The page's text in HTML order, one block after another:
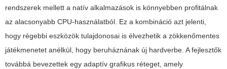
rendszerek mellett a natív alkalmazások is könnyebben profitálnak
az alacsonyabb CPU-használatból. Ez a kombináció azt jelenti,
hogy régebbi eszközök tulajdonosai is élvezhetik a zökkenőmentes
játékmenetet anélkül, hogy beruháznának új hardverbe. A fejlesztők
továbbá bevezettek egy adaptív grafikus réteget, amely